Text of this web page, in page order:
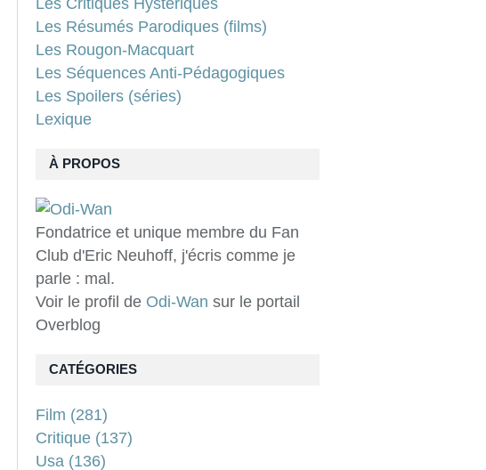
À PROPOS
Fondatrice et unique membre du Fan
Club d'Eric Neuhoff, j'écris comme je
parle : mal.
Voir le profil de Odi-Wan sur le portail
Overblog
Les Critiques Hystériques
Les Résumés Parodiques (films)
Les Rougon-Macquart
Les Séquences Anti-Pédagogiques
Les Spoilers (séries)
Lexique
CATÉGORIES
Film (281)
Critique (137)
Usa (136)